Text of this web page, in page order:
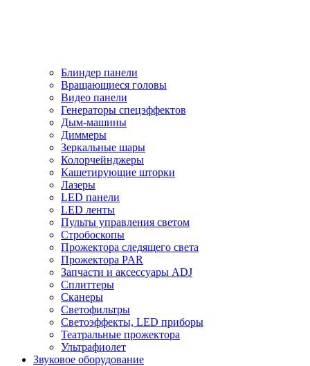
Блиндер панели
Вращающиеся головы
Видео панели
Генераторы спецэффектов
Дым-машины
Диммеры
Зеркальные шары
Колорчейнджеры
Кашетирующие шторки
Лазеры
LED панели
LED ленты
Пульты управления светом
Стробоскопы
Прожектора следящего света
Прожектора PAR
Запчасти и аксессуары ADJ
Сплиттеры
Сканеры
Светофильтры
Светоэффекты, LED приборы
Театральные прожектора
Ультрафиолет
Звуковое оборудование